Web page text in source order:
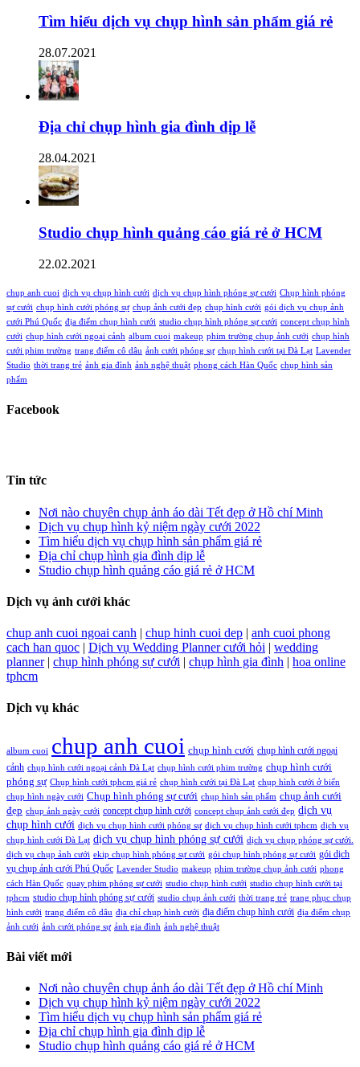
Tìm hiểu dịch vụ chụp hình sản phẩm giá rẻ
28.07.2021
Địa chỉ chụp hình gia đình dịp lễ
28.04.2021
Studio chụp hình quảng cáo giá rẻ ở HCM
22.02.2021
chup anh cuoi dịch vụ chụp hình cưới dịch vụ chụp hình phóng sự cưới Chụp hình phóng
sự cưới chụp hình cưới phóng sự chụp ảnh cưới đẹp chụp hình cưới gói dịch vụ chụp ảnh
cưới Phú Quốc địa điểm chụp hình cưới studio chụp hình phóng sự cưới concept chụp hình
cưới chụp hình cưới ngoại cảnh album cuoi makeup phim trường chụp ảnh cưới chụp hình
cưới phim trường trang điểm cô dâu ảnh cưới phóng sự chụp hình cưới tại Đà Lạt Lavender
Studio thời trang trẻ ảnh gia đình ảnh nghệ thuật phong cách Hàn Quốc chụp hình sản
phẩm
Facebook
Tin tức
Nơi nào chuyên chụp ảnh áo dài Tết đẹp ở Hồ chí Minh
Dịch vụ chụp hình kỷ niệm ngày cưới 2022
Tìm hiểu dịch vụ chụp hình sản phẩm giá rẻ
Địa chỉ chụp hình gia đình dịp lễ
Studio chụp hình quảng cáo giá rẻ ở HCM
Dịch vụ ảnh cưới khác
chup anh cuoi ngoai canh | chup hinh cuoi dep | anh cuoi phong
cach han quoc | Dịch vụ Wedding Planner cưới hỏi | wedding
planner| chụp hình phóng sự cưới | chụp hình gia đình | hoa online
tphcm
Dịch vụ khác
album cuoi chup anh cuoi chụp hình cưới chụp hình cưới ngoại
cảnh chụp hình cưới ngoại cảnh Đà Lạt chụp hình cưới phim trường chụp hình cưới
phóng sự Chụp hình cưới tphcm giá rẻ chụp hình cưới tại Đà Lạt chụp hình cưới ở biển
chụp hình ngày cưới Chụp hình phóng sự cưới chụp hình sản phẩm chụp ảnh cưới
đẹp chụp ảnh ngày cưới concept chụp hình cưới concept chụp ảnh cưới đẹp dịch vụ
chụp hình cưới dịch vụ chụp hình cưới phóng sự dịch vụ chụp hình cưới tphcm dịch vụ
chụp hình cưới Đà Lạt dịch vụ chụp hình phóng sự cưới dịch vụ chụp phóng sự cưới.
dịch vụ chụp ảnh cưới ekip chụp hình phóng sự cưới gói chụp hình phóng sự cưới gói dịch
vụ chụp ảnh cưới Phú Quốc Lavender Studio makeup phim trường chụp ảnh cưới phong
cách Hàn Quốc quay phim phóng sự cưới studio chụp hình cưới studio chụp hình cưới tại
tphcm studio chụp hình phóng sự cưới studio chụp ảnh cưới thời trang trẻ trang phục chụp
hình cưới trang điểm cô dâu địa chỉ chụp hình cưới địa điểm chụp hình cưới địa điểm chụp
ảnh cưới ảnh cưới phóng sự ảnh gia đình ảnh nghệ thuật
Bài viết mới
Nơi nào chuyên chụp ảnh áo dài Tết đẹp ở Hồ chí Minh
Dịch vụ chụp hình kỷ niệm ngày cưới 2022
Tìm hiểu dịch vụ chụp hình sản phẩm giá rẻ
Địa chỉ chụp hình gia đình dịp lễ
Studio chụp hình quảng cáo giá rẻ ở HCM